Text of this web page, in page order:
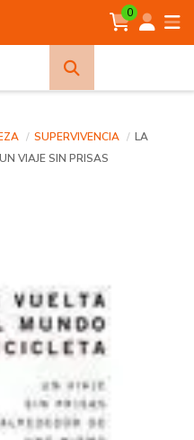
0
SUPERVIVENCIA
LA
VIAJE SIN PRISAS